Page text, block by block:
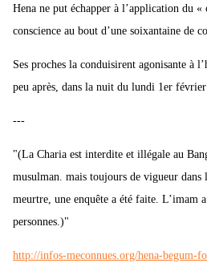
Hena ne put échapper à l’application du
conscience au bout d’une soixantaine de
Ses proches la conduisirent agonisante à
peu après, dans la nuit du lundi 1er
---
"(La Charia est interdite et illégale au
musulman. mais toujours de vigueur
meurtre, une enquête a été faite. L’imam
personnes.)"
http://infos-meconnues.org/hena-begum-